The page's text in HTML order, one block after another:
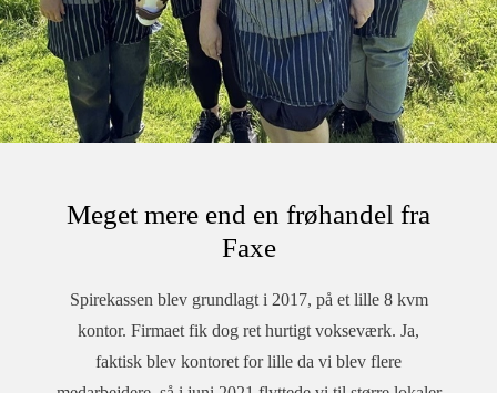
Meget mere end en frøhandel fra
Faxe
Spirekassen blev grundlagt i 2017, på et lille 8 kvm
kontor. Firmaet fik dog ret hurtigt vokseværk. Ja,
faktisk blev kontoret for lille da vi blev flere